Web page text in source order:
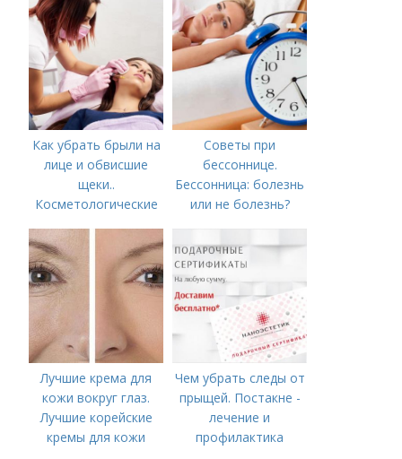
Как убрать брыли на
лице и обвисшие
щеки..
Косметологические
Советы при
бессоннице.
Бессонница: болезнь
или не болезнь?
Лучшие крема для
кожи вокруг глаз.
Лучшие корейские
кремы для кожи
Чем убрать следы от
прыщей. Постакне -
лечение и
профилактика